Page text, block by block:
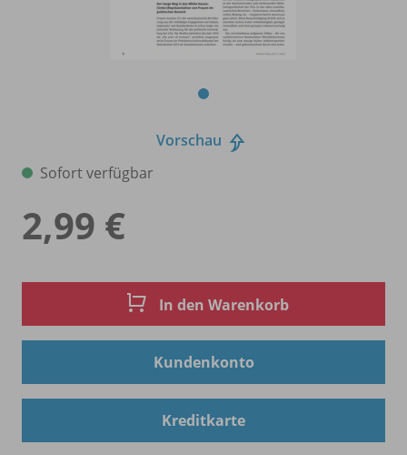
Vorschau
Sofort verfügbar
2,99 €
In den Warenkorb
Kundenkonto
Kreditkarte